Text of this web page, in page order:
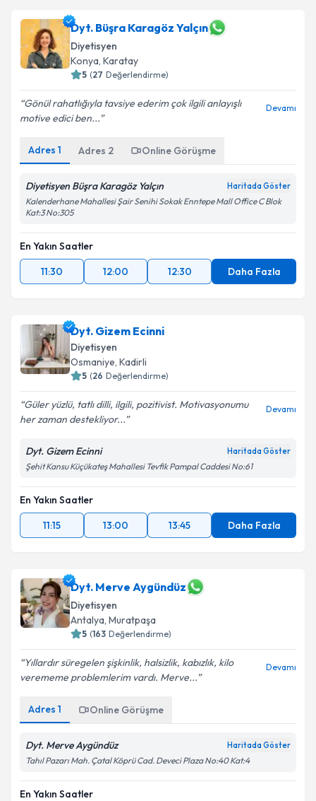
Dyt. Büşra Karagöz Yalçın
Diyetisyen
Konya, Karatay
5 (27 Değerlendirme)
Gönül rahatlığıyla tavsiye ederim çok ilgili anlayışlı
motive edici ben...
Devamı
Adres 1 Adres 2 Online Görüşme
Diyetisyen Büşra Karagöz Yalçın Haritada Göster
Kalenderhane Mahallesi Şair Senihi Sokak Enntepe Mall Office C Blok
Kat:3 No:305
En Yakın Saatler
11:30
12:00 12:30 Daha Fazla
Dyt. Gizem Ecinni
Diyetisyen
Osmaniye, Kadirli
5 (26 Değerlendirme)
Güler yüzlü, tatlı dilli, ilgili, pozitivist. Motivasyonumu
her zaman destekliyor...
Devamı
Dyt. Gizem Ecinni Haritada Göster
Şehit Kansu Küçükateş Mahallesi Tevfik Pampal Caddesi No:61
En Yakın Saatler
11:15
13:00 13:45 Daha Fazla
Dyt. Merve Aygündüz
Diyetisyen
Antalya, Muratpaşa
5 (163 Değerlendirme)
Yıllardır süregelen şişkinlik, halsizlik, kabızlık, kilo
verememe problemlerim vardı. Merve...
Devamı
Adres 1 Online Görüşme
Dyt. Merve Aygündüz Haritada Göster
Tahıl Pazarı Mah. Çatal Köprü Cad. Deveci Plaza No:40 Kat:4
En Yakın Saatler